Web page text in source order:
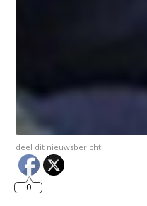
deel dit nieuwsbericht:
0